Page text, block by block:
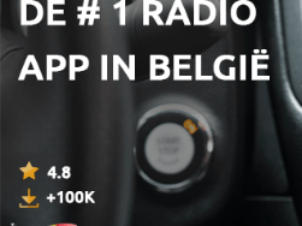
19 - LECCION 8 - PARTE 2
05 dec. 2023
LECCION 8 - COMO EMPEZAR
17 - LECCION 7 - PARTE 3
06 sep. 2023